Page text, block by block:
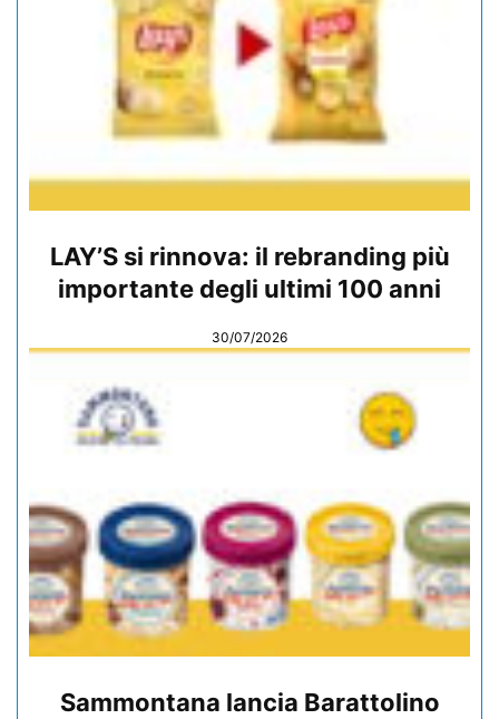
LAY’S si rinnova: il rebranding più
importante degli ultimi 100 anni
30/07/2026
Sammontana lancia Barattolino